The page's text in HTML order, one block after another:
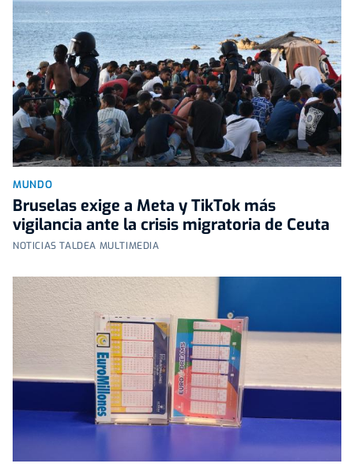
MUNDO
Bruselas exige a Meta y TikTok más
vigilancia ante la crisis migratoria de Ceuta
NOTICIAS TALDEA MULTIMEDIA